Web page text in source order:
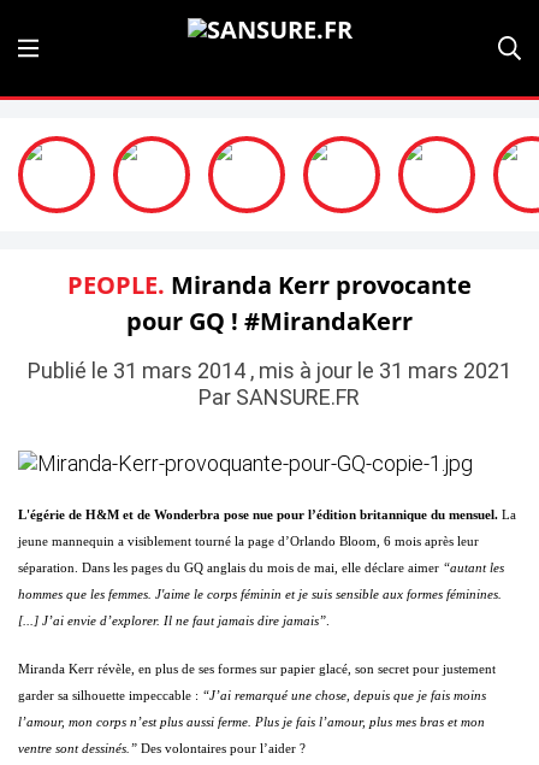
PEOPLE. Miranda Kerr provocante
pour GQ ! #MirandaKerr
Publié le 31 mars 2014 , mis à jour le 31 mars 2021
Par SANSURE.FR
L'égérie de H&M et de Wonderbra pose nue pour l’édition britannique du mensuel. La
jeune mannequin a visiblement tourné la page d’Orlando Bloom, 6 mois après leur
séparation. Dans les pages du GQ anglais du mois de mai, elle déclare aimer “autant les
hommes que les femmes. J'aime le corps féminin et je suis sensible aux formes féminines.
[...] J’ai envie d’explorer. Il ne faut jamais dire jamais”
Miranda Kerr révèle, en plus de ses formes sur papier glacé, son secret pour justement
garder sa silhouette impeccable : “J’ai remarqué une chose, depuis que je fais moins
l’amour, mon corps n’est plus aussi ferme. Plus je fais l’amour, plus mes bras et mon
ventre sont dessinés.” Des volontaires pour l’aider ?